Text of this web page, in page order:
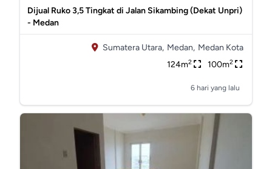
Dijual Ruko 3,5 Tingkat di Jalan Sikambing (Dekat Unpri)
- Medan
Sumatera Utara, Medan, Medan Kota
124m2 100m2
6 hari yang lalu